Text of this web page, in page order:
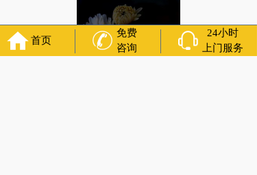
首页
免费
咨询
24小时
上门服务